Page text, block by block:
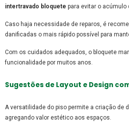
intertravado bloquete para evitar o acúmulo
Caso haja necessidade de reparos, é
danificadas o mais rápido possível para
Com os cuidados adequados, o bloquete
funcionalidade por muitos anos.
Sugestões de Layout e Design
A versatilidade do piso permite a criação de
agregando valor estético aos espaços.